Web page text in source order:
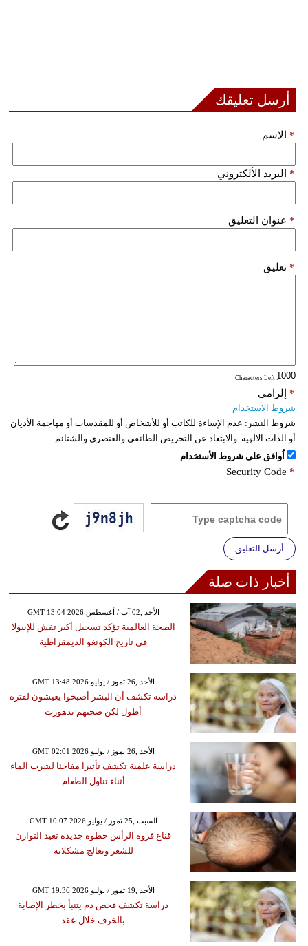
أرسل تعليقك
الإسم *
البريد الألكتروني *
عنوان التعليق *
تعليق *
: Characters Left
إلزامي *
شروط الاستخدام
شروط النشر: عدم الإساءة للكاتب أو للأشخاص أو للمقدسات أو مهاجمة الأديان
أو الذات الالهية. والابتعاد عن التحريض الطائفي والعنصري والشتائم.
اُوافق على شروط الأستخدام
Security Code *
أرسل التعليق
أخبار ذات صلة
GMT 13:04 2026 الأحد ,02 آب / أغسطس
الصحة العالمية تؤكد تسجيل أكبر تفش للإيبولا
في تاريخ الكونغو الديمقراطية
GMT 13:48 2026 الأحد ,26 تموز / يوليو
دراسة تكشف أن البشر أصبحوا يعيشون لفترة
أطول لكن صحتهم تدهورت
GMT 02:01 2026 الأحد ,26 تموز / يوليو
دراسة علمية تكشف تأثيرا مفاجئا لشرب الماء
أثناء تناول الطعام
GMT 10:07 2026 السبت ,25 تموز / يوليو
قناع فروة الرأس خطوة جديدة تعيد التوازن
للشعر وتعالج مشكلاته
GMT 19:36 2026 الأحد ,19 تموز / يوليو
دراسة تكشف فحص دم يتنبأ بخطر الإصابة
بالخرف خلال عقد